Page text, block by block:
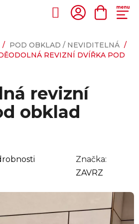
Hledat
KOŠÍK
/ POD OBKLAD / NEVIDITELNÁ /
REVIZNÍ DVÍŘKA POD
revizní
obklad
Značka:
ZAVRZ